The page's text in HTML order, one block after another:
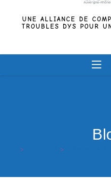
UNE ALLIANCE DE
TROUBLES DYS POUR
> >